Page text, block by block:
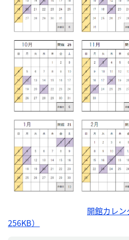
開館カレン
256KB）